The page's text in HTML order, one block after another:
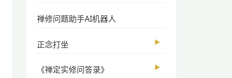
禅修问题助手AI机器人
正念打坐 ▶
《禅定实修问答录》 ▶